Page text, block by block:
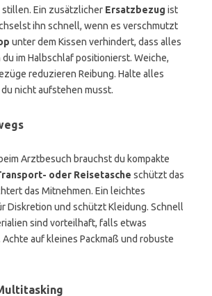
Ein zusätzlicher Ersatzbezug ist
ihn schnell, wenn es verschmutzt
unter dem Kissen verhindert, dass alles
im Halbschlaf positionierst. Weiche,
reduzieren Reibung. Halte alles
nicht aufstehen musst.
Arztbesuch brauchst du kompakte
oder Reisetasche schützt das
das Mitnehmen. Ein leichtes
Diskretion und schützt Kleidung. Schnell
sind vorteilhaft, falls etwas
auf kleines Packmaß und robuste